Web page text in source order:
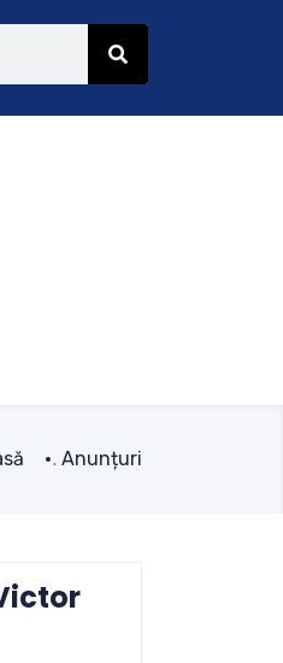
. Anunțuri